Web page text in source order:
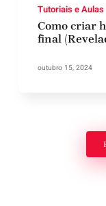
Tutoriais e Aulas
Como criar
final
outubro 15, 2024